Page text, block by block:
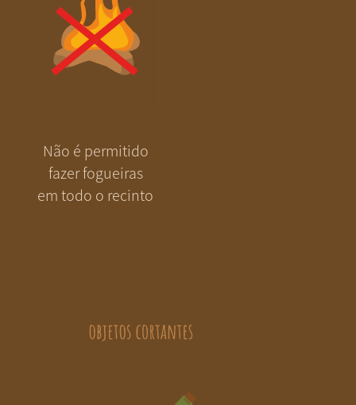
Não é permitido
fazer fogueiras
em todo o recinto